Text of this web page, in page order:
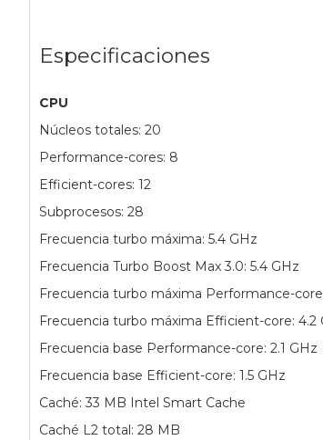
Especificaciones
CPU
Núcleos totales: 20
Performance-cores: 8
Efficient-cores: 12
Subprocesos: 28
Frecuencia turbo máxima: 5.4 GHz
Frecuencia Turbo Boost Max 3.0: 5.4 GHz
Frecuencia turbo máxima Performance-
Frecuencia turbo máxima Efficient-core: 4.2
Frecuencia base Performance-core: 2.1 GHz
Frecuencia base Efficient-core: 1.5 GHz
Caché: 33 MB Intel Smart Cache
Caché L2 total: 28 MB